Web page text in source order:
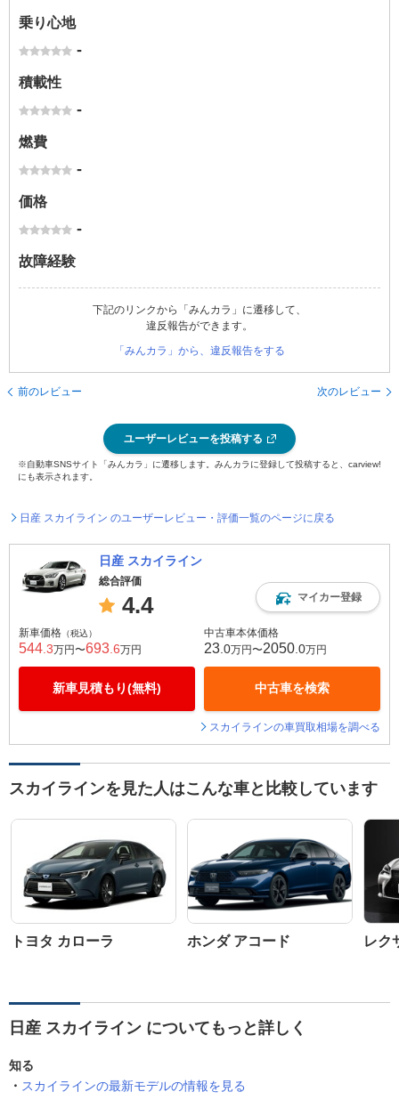
乗り心地
-
積載性
-
燃費
-
価格
-
故障経験
下記のリンクから「みんカラ」に遷移して、
違反報告ができます。
「みんカラ」から、違反報告をする
前のレビュー 次のレビュー
ユーザーレビューを投稿する
※自動車SNSサイト「みんカラ」に遷移します。みんカラに登録して投稿すると、carview!
にも表示されます。
日産 スカイライン のユーザーレビュー・評価一覧のページに戻る
日産 スカイライン
総合評価
4.4 マイカー登録
新車価格 （税込）
544 .3万円〜693 .6万円
新車見積もり(無料)
中古車本体価格
23 .0万円〜2050 .0万円
中古車を検索
スカイラインの車買取相場を調べる
スカイラインを見た人はこんな車と比較しています
トヨタ カローラ ホンダ アコード レク
日産 スカイライン についてもっと詳しく
知る
スカイラインの最新モデルの情報を見る